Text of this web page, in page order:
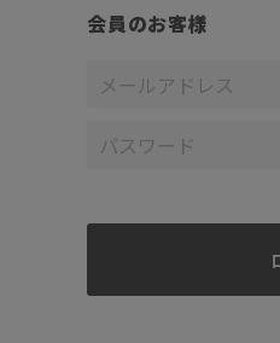
会員のお客様